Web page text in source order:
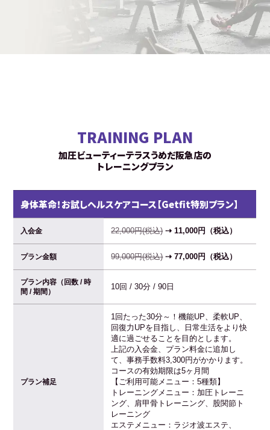
TRAINING PLAN
加圧ビューティーテラスうめだ阪急店の
トレーニングプラン
身体革命！お試しヘルスケアコース【Getfit特別プラン】
入会金 22,000円(税込) ⇢ 11,000円（税込）
プラン金額 99,000円(税込)⇢ 77,000円（税込）
プラン内容（回数 / 時
間 / 期間）
10回 / 30分 / 90日
プラン補足
1回たった30分～！機能UP、柔軟UP、
回復力UPを目指し、日常生活をより快
適に過ごせることを目的とします。
上記の入会金、プラン料金に追加し
て、事務手数料3,300円がかかります。
コースの有効期限は5ヶ月間
【ご利用可能メニュー：5種類】
トレーニングメニュー：加圧トレーニ
ング、肩甲骨トレーニング、股関節ト
レーニング
エステメニュー：ラジオ波エステ、